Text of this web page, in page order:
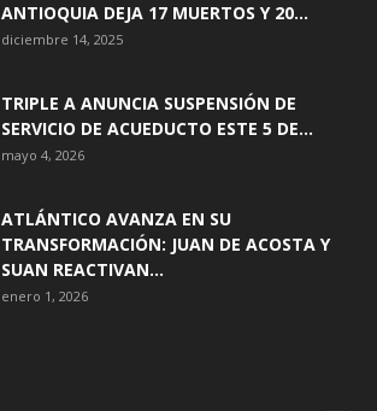
ANTIOQUIA DEJA 17 MUERTOS Y 20...
diciembre 14, 2025
TRIPLE A ANUNCIA SUSPENSIÓN DE
SERVICIO DE ACUEDUCTO ESTE 5 DE...
mayo 4, 2026
ATLÁNTICO AVANZA EN SU
TRANSFORMACIÓN: JUAN DE ACOSTA Y
SUAN REACTIVAN...
enero 1, 2026